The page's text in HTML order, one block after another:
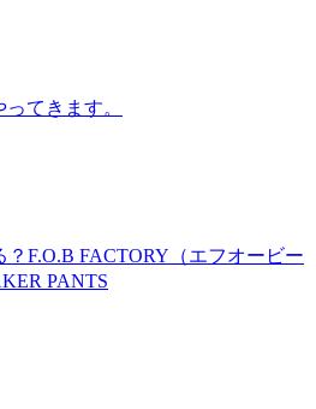
てきます。
F.O.B FACTORY（エフオービー
PANTS